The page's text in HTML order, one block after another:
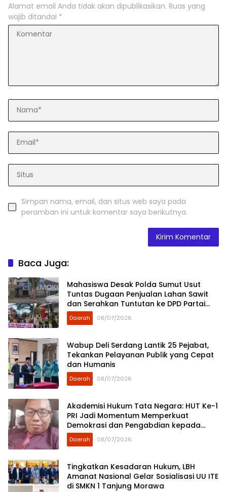
Alamat email Anda tidak akan dipublikasikan. Ruas yang
wajib ditandai *
Simpan nama, email, dan situs web saya pada
peramban ini untuk komentar saya berikutnya.
Baca Juga:
Mahasiswa Desak Polda Sumut Usut
Tuntas Dugaan Penjualan Lahan Sawit
dan Serahkan Tuntutan ke DPD Partai
Demokrat Sumut
Daerah 08/07/2026
Wabup Deli Serdang Lantik 25 Pejabat,
Tekankan Pelayanan Publik yang Cepat
dan Humanis
Daerah 08/07/2026
Akademisi Hukum Tata Negara: HUT Ke-1
PRI Jadi Momentum Memperkuat
Demokrasi dan Pengabdian kepada
Rakyat
Daerah 08/07/2026
Tingkatkan Kesadaran Hukum, LBH
Amanat Nasional Gelar Sosialisasi UU ITE
di SMKN 1 Tanjung Morawa